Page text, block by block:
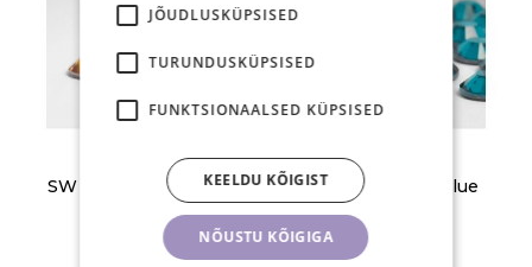
SW kristallid SS5 Topaz
1,30 €
SW kristallid SS8 Blue
Zircon 50 tk
1,30 €
JÕUDLUSKÜPSISED
TURUNDUSKÜPSISED
FUNKTSIONAALSED KÜPSISED
NÕUSTU KÕIGIGA
KEELDU KÕIGIST